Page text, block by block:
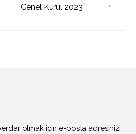
→
Genel Kurul 2023
olmak için e-posta adresinizi